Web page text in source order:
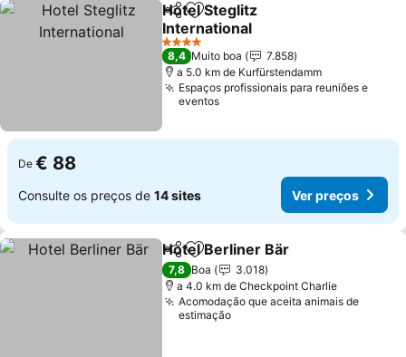
PartilharAdicionar aos favoritos
Hotel Steglitz
International
Ver preços
4 Estrelas
8,4 Muito boa
7.858
a 5.0 km de Kurfürstendamm
Espaços profissionais para reuniões e
eventos
De € 88
Consulte os preços de 14 sites Ver preços
PartilharAdicionar aos favoritos
Hotel Berliner Bär
7,8 Boa
3.018
a 4.0 km de Checkpoint Charlie
Acomodação que aceita animais de
estimação